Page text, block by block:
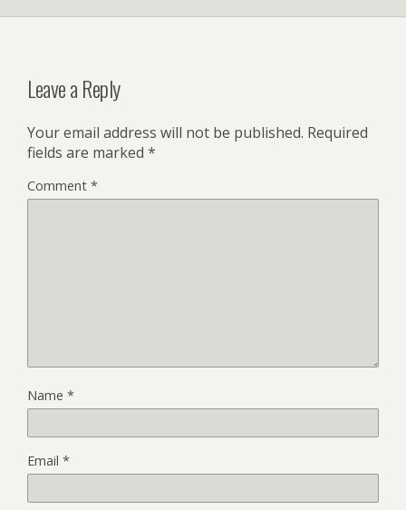
Leave a Reply
Your email address will not be published. Required
fields are marked *
Comment *
Name *
Email *